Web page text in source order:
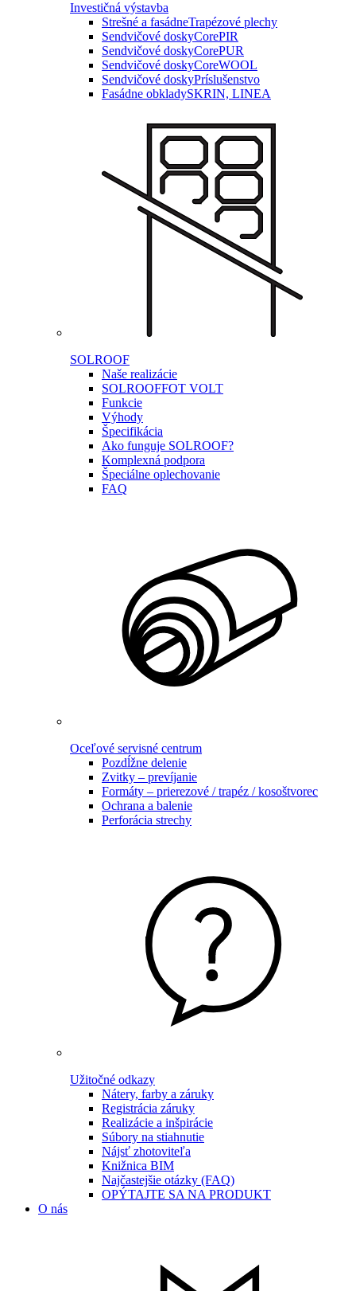
Investičná výstavba
Strešné a fasádneTrapézové plechy
Sendvičové doskyCorePIR
Sendvičové doskyCorePUR
Sendvičové doskyCoreWOOL
Sendvičové doskyPríslušenstvo
Fasádne obkladySKRIN, LINEA
SOLROOF
Naše realizácie
SOLROOFFOT VOLT
Funkcie
Výhody
Špecifikácia
Ako funguje SOLROOF?
Komplexná podpora
Špeciálne oplechovanie
FAQ
Oceľové servisné centrum
Pozdĺžne delenie
Zvitky – prevíjanie
Formáty – prierezové / trapéz / kosoštvorec
Ochrana a balenie
Perforácia strechy
Užitočné odkazy
Nátery, farby a záruky
Registrácia záruky
Realizácie a inšpirácie
Súbory na stiahnutie
Nájsť zhotoviteľa
Knižnica BIM
Najčastejšie otázky (FAQ)
OPÝTAJTE SA NA PRODUKT
O nás